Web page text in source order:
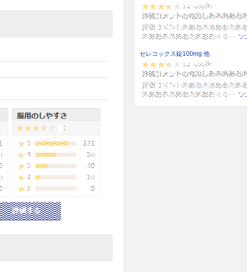
セレコックス錠100mg 他